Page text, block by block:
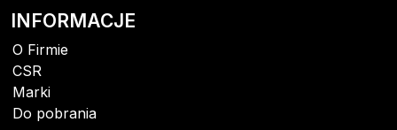
INFORMACJE
O Firmie
CSR
Marki
Do pobrania